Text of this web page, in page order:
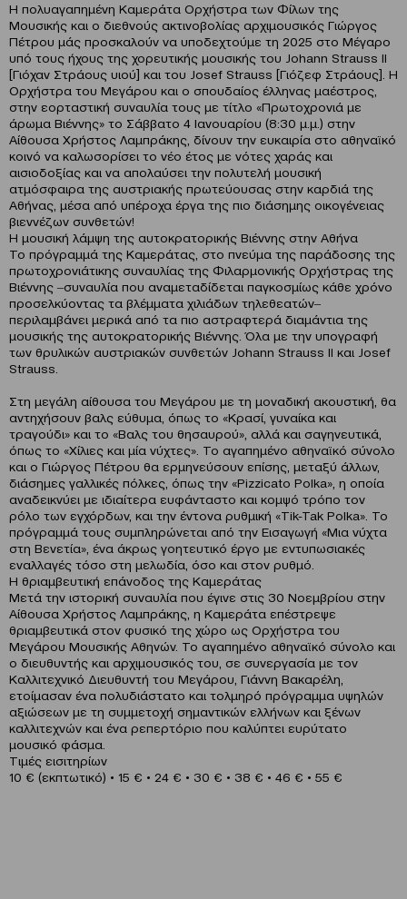
Η πολυαγαπημένη Καμεράτα Ορχήστρα των Φίλων της
Μουσικής και ο διεθνούς ακτινοβολίας αρχιμουσικός Γιώργος
Πέτρου μάς προσκαλούν να υποδεχτούμε τη 2025 στο Μέγαρο
υπό τους ήχους της χορευτικής μουσικής του Johann Strauss ΙΙ
[Γιόχαν Στράους υιού] και του Josef Strauss [Γιόζεφ Στράους]. Η
Ορχήστρα του Μεγάρου και ο σπουδαίος έλληνας μαέστρος,
στην εορταστική συναυλία τους με τίτλο «Πρωτοχρονιά με
άρωμα Βιέννης» το Σάββατο 4 Ιανουαρίου (8:30 μ.μ.) στην
Αίθουσα Χρήστος Λαμπράκης, δίνουν την ευκαιρία στο αθηναϊκό
κοινό να καλωσορίσει το νέο έτος με νότες χαράς και
αισιοδοξίας και να απολαύσει την πολυτελή μουσική
ατμόσφαιρα της αυστριακής πρωτεύουσας στην καρδιά της
Αθήνας, μέσα από υπέροχα έργα της πιο διάσημης οικογένειας
βιεννέζων συνθετών!
Η μουσική λάμψη της αυτοκρατορικής Βιέννης στην Αθήνα
Το πρόγραμμά της Καμεράτας, στο πνεύμα της παράδοσης της
πρωτοχρονιάτικης συναυλίας της Φιλαρμονικής Ορχήστρας της
Βιέννης ‒συναυλία που αναμεταδίδεται παγκοσμίως κάθε χρόνο
προσελκύοντας τα βλέμματα χιλιάδων τηλεθεατών‒
περιλαμβάνει μερικά από τα πιο αστραφτερά διαμάντια της
μουσικής της αυτοκρατορικής Βιέννης. Όλα με την υπογραφή
των θρυλικών αυστριακών συνθετών Johann Strauss ΙΙ και Josef
Strauss.
Στη μεγάλη αίθουσα του Μεγάρου με τη μοναδική ακουστική, θα
αντηχήσουν βαλς εύθυμα, όπως το «Κρασί, γυναίκα και
τραγούδι» και το «Βαλς του θησαυρού», αλλά και σαγηνευτικά,
όπως το «Χίλιες και μία νύχτες». Το αγαπημένο αθηναϊκό σύνολο
και ο Γιώργος Πέτρου θα ερμηνεύσουν επίσης, μεταξύ άλλων,
διάσημες γαλλικές πόλκες, όπως την «Pizzicato Polka», η οποία
αναδεικνύει με ιδιαίτερα ευφάνταστο και κομψό τρόπο τον
ρόλο των εγχόρδων, και την έντονα ρυθμική «Tik-Tak Polka». Το
πρόγραμμά τους συμπληρώνεται από την Εισαγωγή «Μια νύχτα
στη Βενετία», ένα άκρως γοητευτικό έργο με εντυπωσιακές
εναλλαγές τόσο στη μελωδία, όσο και στον ρυθμό.
Η θριαμβευτική επάνοδος της Καμεράτας
Μετά την ιστορική συναυλία που έγινε στις 30 Νοεμβρίου στην
Αίθουσα Χρήστος Λαμπράκης, η Καμεράτα επέστρεψε
θριαμβευτικά στον φυσικό της χώρο ως Ορχήστρα του
Μεγάρου Μουσικής Αθηνών. Το αγαπημένο αθηναϊκό σύνολο και
ο διευθυντής και αρχιμουσικός του, σε συνεργασία με τον
Καλλιτεχνικό Διευθυντή του Μεγάρου, Γιάννη Βακαρέλη,
ετοίμασαν ένα πολυδιάστατο και τολμηρό πρόγραμμα υψηλών
αξιώσεων με τη συμμετοχή σημαντικών ελλήνων και ξένων
καλλιτεχνών και ένα ρεπερτόριο που καλύπτει ευρύτατο
μουσικό φάσμα.
Τιμές εισιτηρίων
10 € (εκπτωτικό) • 15 € • 24 € • 30 € • 38 € • 46 € • 55 €